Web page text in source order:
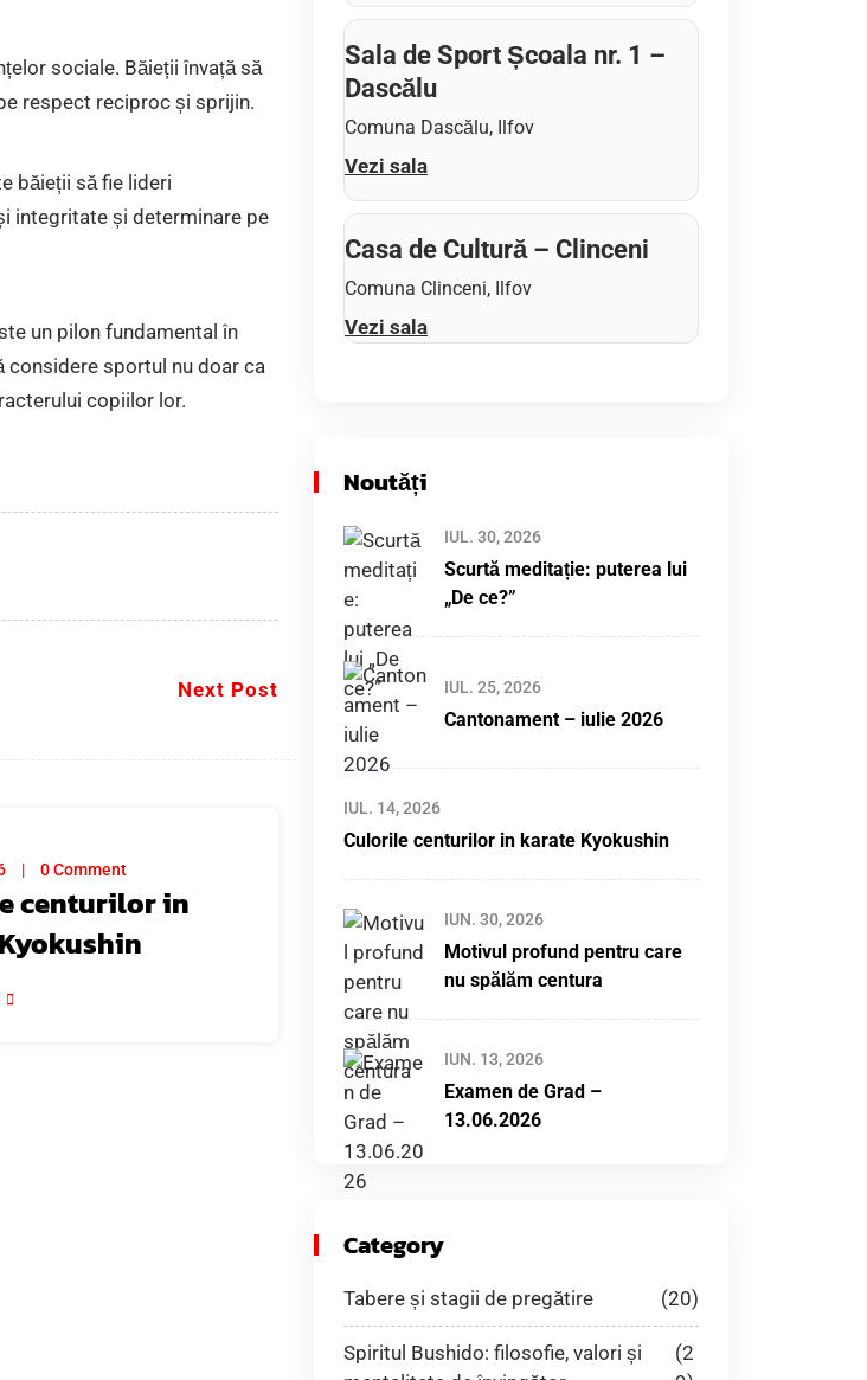
sociale. Băieții învață să
respect reciproc și sprijin.
băieții să fie lideri
integritate și determinare pe
un pilon fundamental în
considere sportul nu doar ca
copiilor lor.
Next Post
0 Comment
centurilor in
Sala de Sport Școala nr. 1 –
Dascălu
Comuna Dascălu, Ilfov
Vezi sala
Casa de Cultură – Clinceni
Comuna Clinceni, Ilfov
Vezi sala
Noutăți
IUL. 30, 2026
Scurtă meditație: puterea lui
„De ce?”
IUL. 25, 2026
Cantonament – iulie 2026
IUL. 14, 2026
Culorile centurilor in karate Kyokushin
IUN. 30, 2026
Motivul profund pentru care
nu spălăm centura
IUN. 13, 2026
Examen de Grad –
13.06.2026
Category
Tabere și stagii de pregătire (20)
Spiritul Bushido: filosofie, valori și
(2